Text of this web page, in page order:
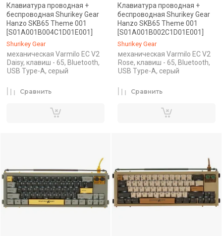
Клавиатура проводная +
беспроводная Shurikey Gear
Hanzo SKB65 Theme 001
[S01A001B004C1D01E001]
Shurikey Gear
механическая Varmilo EC V2
Daisy, клавиш - 65, Bluetooth,
USB Type-A, серый
Сравнить
Клавиатура проводная +
беспроводная Shurikey Gear
Hanzo SKB65 Theme 001
[S01A001B002C1D01E001]
Shurikey Gear
механическая Varmilo EC V2
Rose, клавиш - 65, Bluetooth,
USB Type-A, серый
Сравнить